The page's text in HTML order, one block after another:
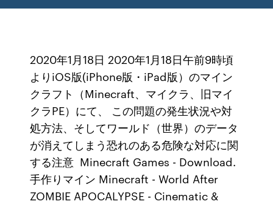
2020年1月18日 2020年1月18日午前9時頃
よりiOS版(iPhone版・iPad版）のマイン
クラフト（Minecraft、マイクラ、旧マイ
クラPE）にて、 この問題の発生状況や対
処方法、そしてワールド（世界）のデータ
が消えてしまう恐れのある危険な対応に関
する注意 Minecraft Games - Download.
手作りマイン Minecraft - World After
ZOMBIE APOCALYPSE - Cinematic &